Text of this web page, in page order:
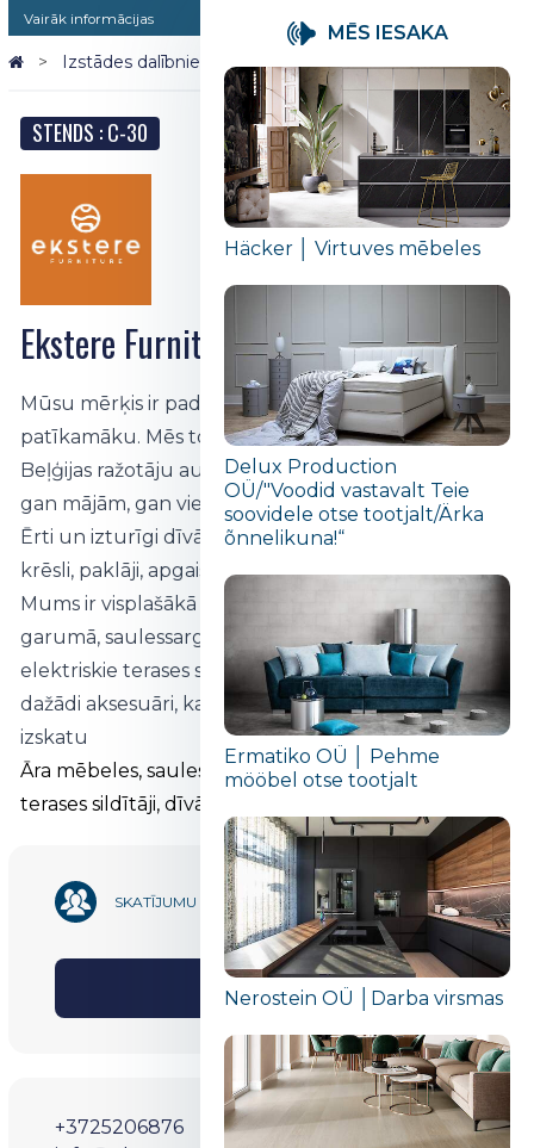
Vairāk informācijas
Izstādes dalībnieki 2026 Ekstere Furniture
STENDS : C-30
Ekstere Furniture
Mūsu mērķis ir padarīt dzīvi skaistāku, ērtāku un
patīkamāku. Mēs to darām, piedāvājot plašu
Beļģijas ražotāju augstas kvalitātes mēbeļu klāstu
gan mājām, gan viesnīcām un restorāniem.
Ērti un izturīgi dīvāni un krēsli, stilīgi ēdamgaldi un
krēsli, paklāji, apgaismojums un aksesuāri.
Mums ir visplašākā āra mēbeļu izvēle visa gada
garumā, saulessargi (izturīgi pret vēju līdz 65 km/h),
elektriskie terases sildītāji un gāzes sildītāji, kā arī
dažādi aksesuāri, kas piešķirs jūsu āra telpai unikālu
izskatu
Āra mēbeles, saulessargi, ēdamgaldi un krēsli,
terases sildītāji, dīvāni, paklāji.
SKATĪJUMU SKAITS 11 167
DALĪTIES
+3725206876
MĒS IESAKA
Häcker │ Virtuves mēbeles
Delux Production
OÜ/"Voodid vastavalt Teie
soovidele otse tootjalt/Ärka
õnnelikuna!“
Ermatiko OÜ │ Pehme
mööbel otse tootjalt
Nerostein OÜ │Darba virsmas